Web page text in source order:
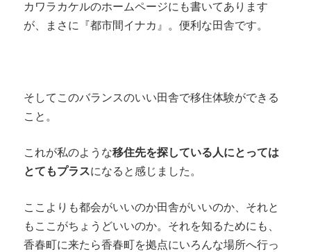
カワラカケルのホームページにも書いてあります
が、まさに『都市間イナカ』。便利な田舎です。
そしてこのバランスのいい田舎で移住体験ができる
こと。
これが私のような移住先を探している人にとっては
とてもプラスになると感じました。
ここよりも都会がいいのか田舎がいいのか、それと
もここがちょうどいいのか。それを知るためにも、
香春町に来たら香春町を拠点にいろんな場所へ行っ